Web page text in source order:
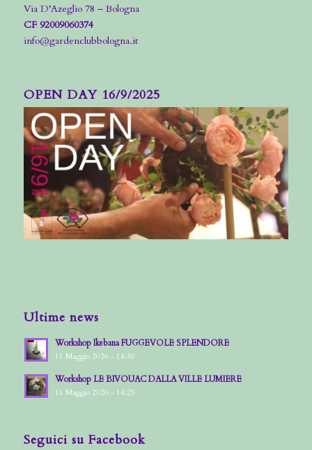
Via D’Azeglio 78 – Bologna
CF 92009060374
info@gardenclubbologna.it
OPEN DAY 16/9/2025
Ultime news
Workshop Ikebana FUGGEVOLE SPLENDORE
11 Maggio 2026 - 14:30
Workshop LE BIVOUAC DALLA VILLE LUMIERE
11 Maggio 2026 - 14:25
Seguici su Facebook